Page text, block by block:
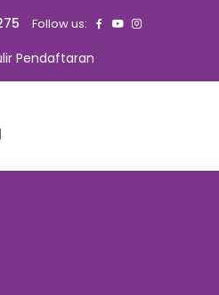
Follow us:
Pendaftaran